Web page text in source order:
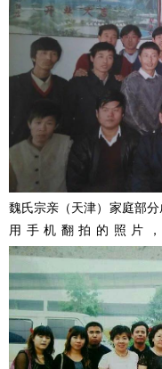
魏氏宗亲（天津）家庭部
用手机翻拍的照片